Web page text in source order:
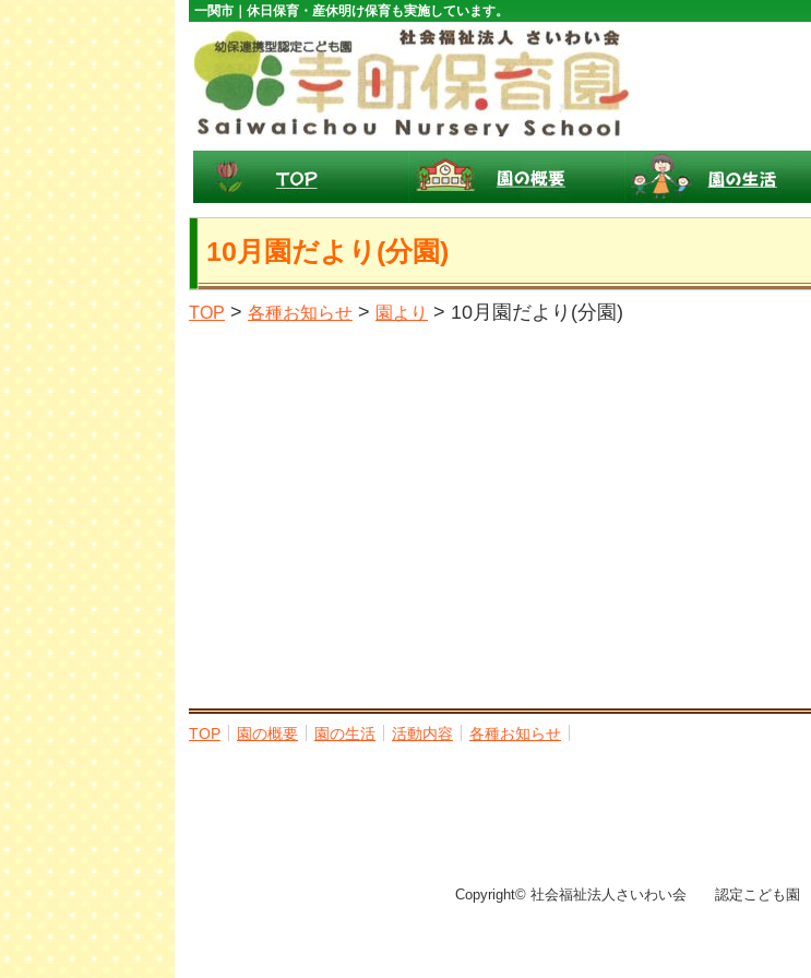
一関市｜休日保育・産休明け保育も実施しています。
10月園だより(分園)
TOP > 各種お知らせ > 園より > 10月園だより(分園)
TOP 園の概要 園の生活 活動内容 各種お知らせ
Copyright© 社会福祉法人さいわい会 認定こども園